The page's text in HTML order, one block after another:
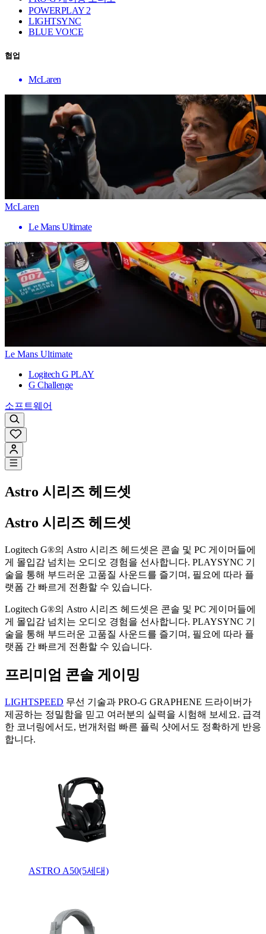
POWERPLAY 2
LIGHTSYNC
BLUE VO!CE
협업
McLaren
McLaren
Le Mans Ultimate
Le Mans Ultimate
Logitech G PLAY
G Challenge
소프트웨어
Astro 시리즈 헤드셋
Astro 시리즈 헤드셋
Logitech G®의 Astro 시리즈 헤드셋은 콘솔 및 PC 게이머들에
게 몰입감 넘치는 오디오 경험을 선사합니다. PLAYSYNC 기
술을 통해 부드러운 고품질 사운드를 즐기며, 필요에 따라 플
랫폼 간 빠르게 전환할 수 있습니다.
Logitech G®의 Astro 시리즈 헤드셋은 콘솔 및 PC 게이머들에
게 몰입감 넘치는 오디오 경험을 선사합니다. PLAYSYNC 기
술을 통해 부드러운 고품질 사운드를 즐기며, 필요에 따라 플
랫폼 간 빠르게 전환할 수 있습니다.
프리미엄 콘솔 게이밍
LIGHTSPEED 무선 기술과 PRO-G GRAPHENE 드라이버가
제공하는 정밀함을 믿고 여러분의 실력을 시험해 보세요. 급격
한 코너링에서도, 번개처럼 빠른 플릭 샷에서도 정확하게 반응
합니다.
ASTRO A50(5세대)